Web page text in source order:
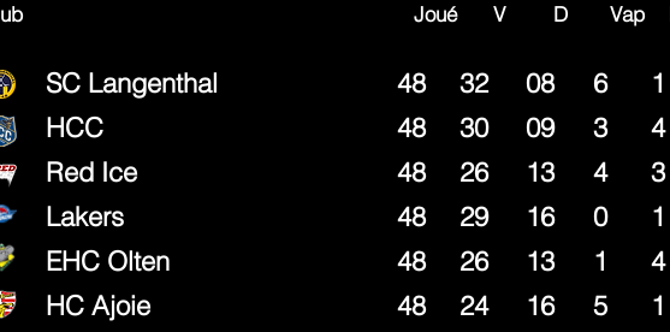
Joué V D Vap Dap Vtab
SC Langenthal
HCC
Red Ice
Lakers
EHC Olten
HC Ajoie
48
48
48
48
48
48
32
30
26
29
26
24
08
09
13
16
13
16
6
3
4
0
1
5
1
4
3
1
4
1